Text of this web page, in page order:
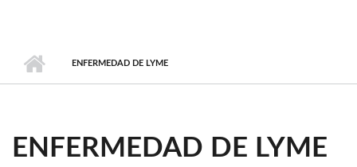
ENFERMEDAD DE LYME
ENFERMEDAD DE LYME